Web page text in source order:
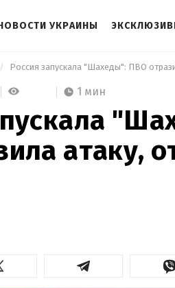
УКРАИНЫ
Россия запускала "Шахеды": ПВО
1 мин
атаку,